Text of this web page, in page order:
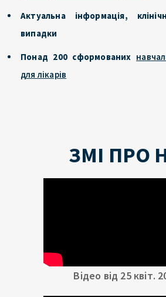
Актуальна інформація,
випадки
Понад 200 сформованих
для лікарів
ЗМІ ПРО
Відео від 25 квіт.